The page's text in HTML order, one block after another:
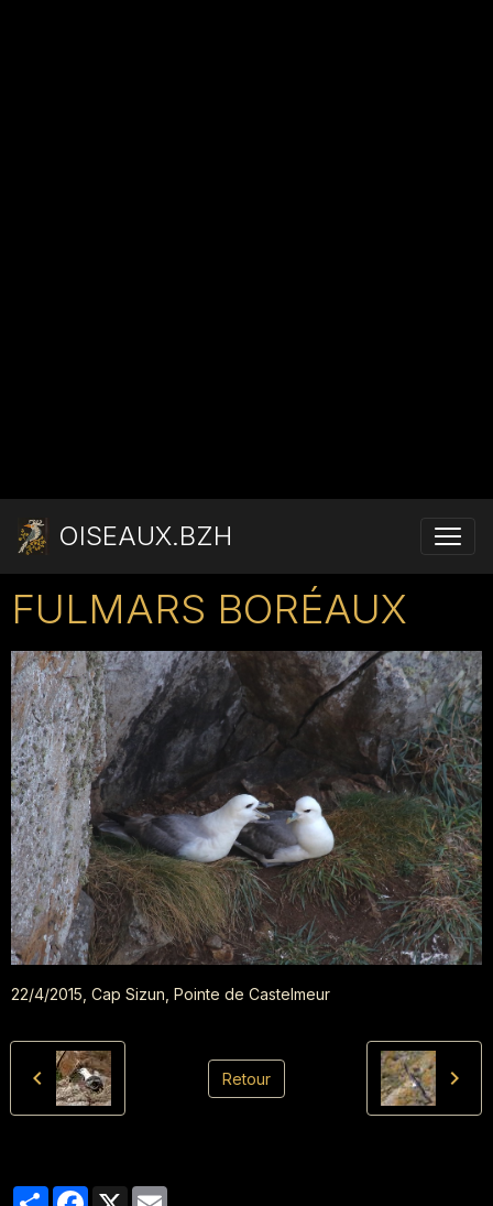
OISEAUX.BZH
FULMARS BORÉAUX
22/4/2015, Cap Sizun, Pointe de Castelmeur
Retour
PartagerFacebook
X